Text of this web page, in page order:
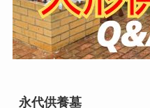
永代供養墓